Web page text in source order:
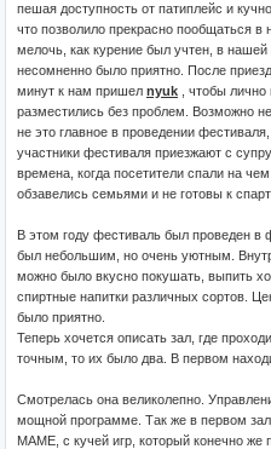
пешая доступность от патиплейс и
что позволило прекрасно пообщаться
мелочь, как курение был учтен, в
несомненно было приятно. После
минут к нам пришел nyuk , чтобы
разместились без проблем. Возможно
не это главное в проведении
участники фестиваля приезжают с
времена, когда посетители спали на
обзавелись семьями и не готовы к
В этом году фестиваль был проведен
был небольшим, но очень уютным.
можно было вкусно покушать, выпить
спиртные напитки различных сортов.
было приятно.
Теперь хочется описать зал, где
точным, то их было два. В первом
Смотрелась она великолепно.
мощной программе. Так же в первом
MAME, с кучей игр, который конечно